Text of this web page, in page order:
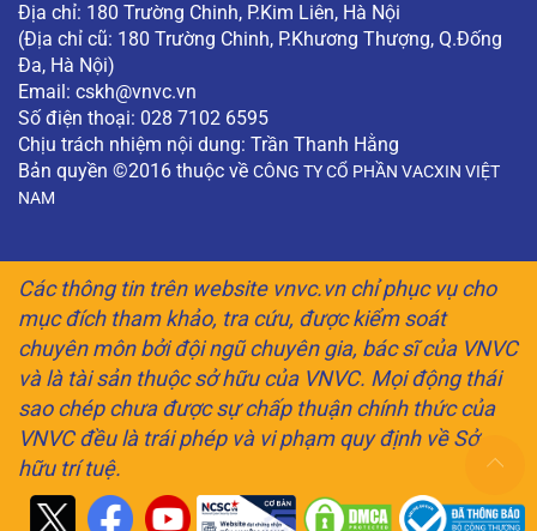
Địa chỉ: 180 Trường Chinh, P.Kim Liên, Hà Nội
(Địa chỉ cũ: 180 Trường Chinh, P.Khương Thượng, Q.Đống
Đa, Hà Nội)
Email: cskh@vnvc.vn
Số điện thoại: 028 7102 6595
Chịu trách nhiệm nội dung: Trần Thanh Hằng
Bản quyền ©2016 thuộc về CÔNG TY CỔ PHẦN VACXIN VIỆT
NAM
Các thông tin trên website vnvc.vn chỉ phục vụ cho
mục đích tham khảo, tra cứu, được kiểm soát
chuyên môn bởi đội ngũ chuyên gia, bác sĩ của VNVC
và là tài sản thuộc sở hữu của VNVC. Mọi động thái
sao chép chưa được sự chấp thuận chính thức của
VNVC đều là trái phép và vi phạm quy định về Sở
hữu trí tuệ.